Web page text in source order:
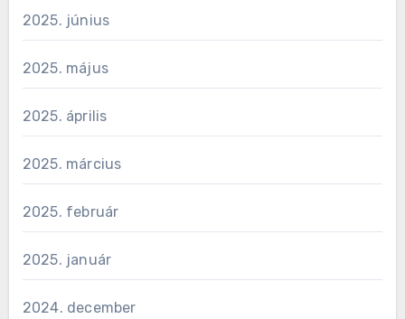
2025. június
2025. május
2025. április
2025. március
2025. február
2025. január
2024. december